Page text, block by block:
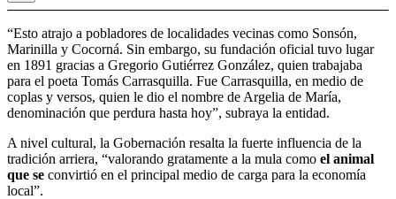
“Esto atrajo a pobladores de localidades vecinas como Sonsón,
Marinilla y Cocorná. Sin embargo, su fundación oficial tuvo lugar
en 1891 gracias a Gregorio Gutiérrez González, quien trabajaba
para el poeta Tomás Carrasquilla. Fue Carrasquilla, en medio de
coplas y versos, quien le dio el nombre de Argelia de María,
denominación que perdura hasta hoy”, subraya la entidad.
A nivel cultural, la Gobernación resalta la fuerte influencia de la
tradición arriera, “valorando gratamente a la mula como el animal
que se convirtió en el principal medio de carga para la economía
local”.